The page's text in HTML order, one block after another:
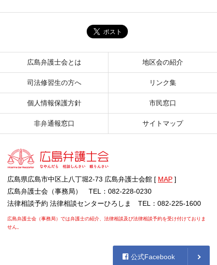
広島弁護士会とは 地区会の紹介
司法修習生の方へ リンク集
個人情報保護方針 市民窓口
非弁通報窓口 サイトマップ
広島県広島市中区上八丁堀2-73 広島弁護士会館 [ MAP ]
広島弁護士会（事務局） TEL：082-228-0230
法律相談予約 法律相談センターひろしま TEL：082-225-1600
広島弁護士会（事務局）では弁護士の紹介、法律相談及び法律相談予約を受け付けておりま
せん。
公式Facebook